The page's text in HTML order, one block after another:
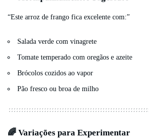
“Este arroz de frango fica excelente com:”
Salada verde com vinagrete
Tomate temperado com oregãos e azeite
Brócolos cozidos ao vapor
Pão fresco ou broa de milho
🌈 Variações para Experimentar